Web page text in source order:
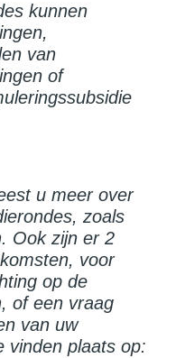
kunnen
van
of
u meer over
zoals
Ook zijn er 2
voor
op de
of een vraag
van uw
vinden plaats op: